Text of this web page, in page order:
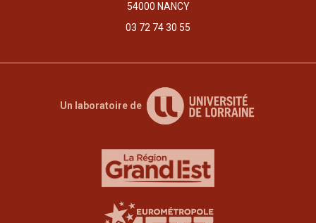
54000 NANCY
03 72 74 30 55
Un laboratoire de